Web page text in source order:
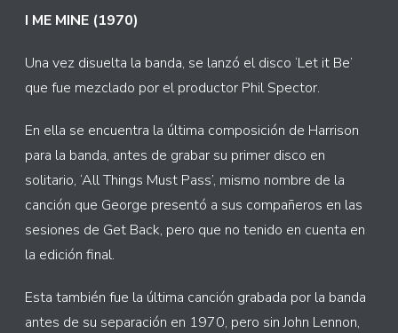
I ME MINE (1970)
Una vez disuelta la banda, se lanzó el disco ‘Let it Be’
que fue mezclado por el productor Phil Spector.
En ella se encuentra la última composición de Harrison
para la banda, antes de grabar su primer disco en
solitario, ‘All Things Must Pass’, mismo nombre de la
canción que George presentó a sus compañeros en las
sesiones de Get Back, pero que no tenido en cuenta en
la edición final.
Esta también fue la última canción grabada por la banda
antes de su separación en 1970, pero sin John Lennon,